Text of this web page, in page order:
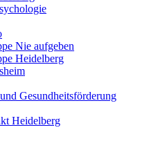
Nie aufgeben
Heidelberg
Gesundheitsförderung
Heidelberg